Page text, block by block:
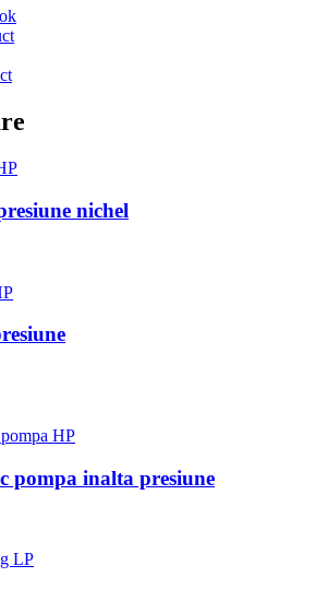
nichel
pompa inalta presiune